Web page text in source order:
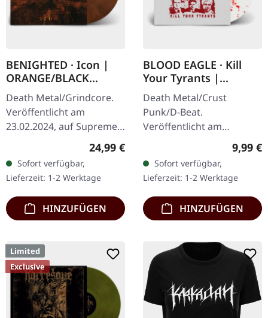
BENIGHTED · Icon |
ORANGE/BLACK
MARBLED LP
Death Metal/Grindcore.
Veröffentlicht am
23.02.2024, auf Supreme
Transparent Dunkel-
Orange mit schwarz
marmoriertem Vinyl mit
schwerem…
Regulärer Preis:
24,99 €
Sofort verfügbar,
Lieferzeit: 1-2 Werktage
HINZUFÜGEN
BLOOD EAGLE · Kill
Your Tyrants |
SPLATTER 7" EP
Death Metal/Crust
Punk/D-Beat.
Veröffentlicht am
27.06.2014, auf Supreme
Chaos Records. Weiße,
schwere 7" Vinyl-EP mit
roten Splattern im
dicken…
9,99 €
Sofort verfügbar,
Lieferzeit: 1-2 Werktage
HINZUFÜGEN
Limited
Exclusive